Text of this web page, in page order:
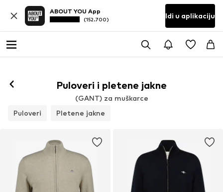
ABOUT YOU App
(152.700) Idi u aplikaciju
Puloveri i pletene jakne
(GANT) za muškarce
Puloveri
Pletene jakne